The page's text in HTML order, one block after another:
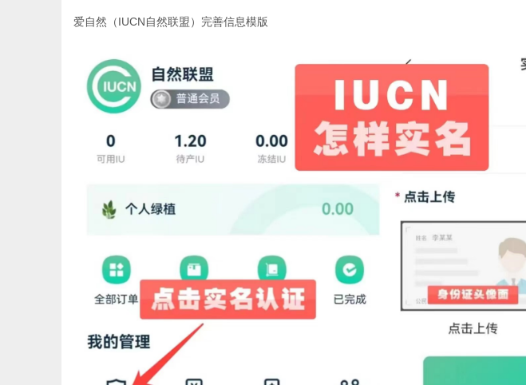
爱自然（IUCN自然联盟）完善信息模版